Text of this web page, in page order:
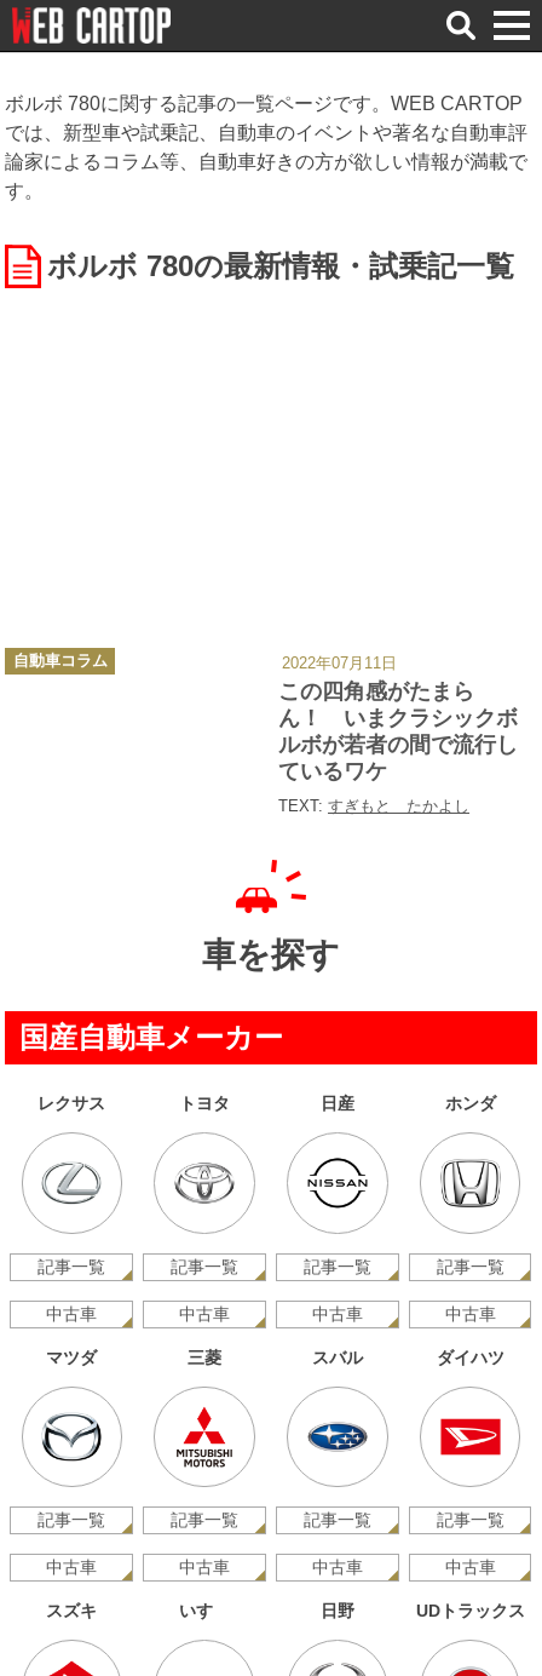
検
索
ボルボ 780に関する記事の一覧ページです。WEB CARTOP
では、新型車や試乗記、自動車のイベントや著名な自動車評
論家によるコラム等、自動車好きの方が欲しい情報が満載で
す。
ボルボ 780の最新情報・試乗記一覧
この四角感がたまら
ん！ いまクラシックボ
ルボが若者の間で流行し
ているワケ
TEXT: すぎもと たかよし
カ
テ
自動車コラム 2022年07月11日
車を探す
国産自動車メーカー
レクサス
記事一覧
中古車
トヨタ
記事一覧
中古車
日産
記事一覧
中古車
ホンダ
記事一覧
中古車
マツダ
記事一覧
中古車
三菱
記事一覧
中古車
スバル
記事一覧
中古車
ダイハツ
記事一覧
中古車
スズキ いすゞ 日野 UDトラックス